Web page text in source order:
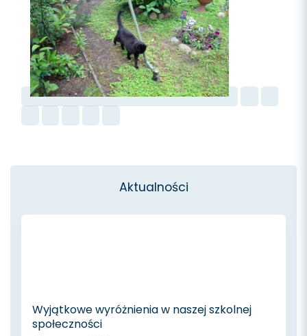
Aktualności
Wyjątkowe wyróżnienia w naszej szkolnej
społeczności